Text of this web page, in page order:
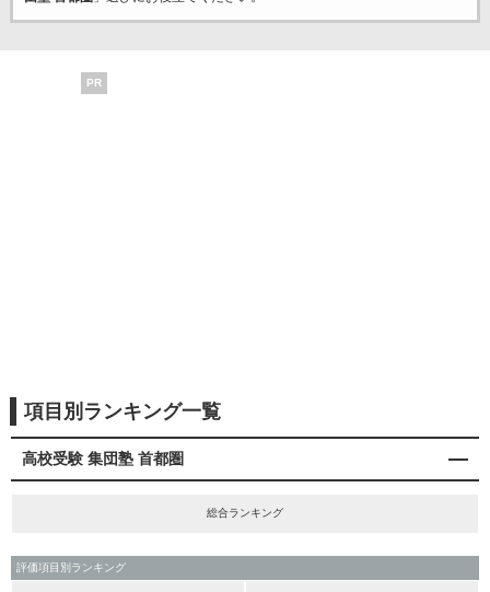
PR
項目別ランキング一覧
高校受験 集団塾 首都圏
総合ランキング
評価項目別ランキング